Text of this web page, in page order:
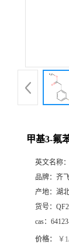
联
系
甲基3-氟
英文名称：
品牌： 齐
产地： 湖
货号：
cas：
价格： ￥